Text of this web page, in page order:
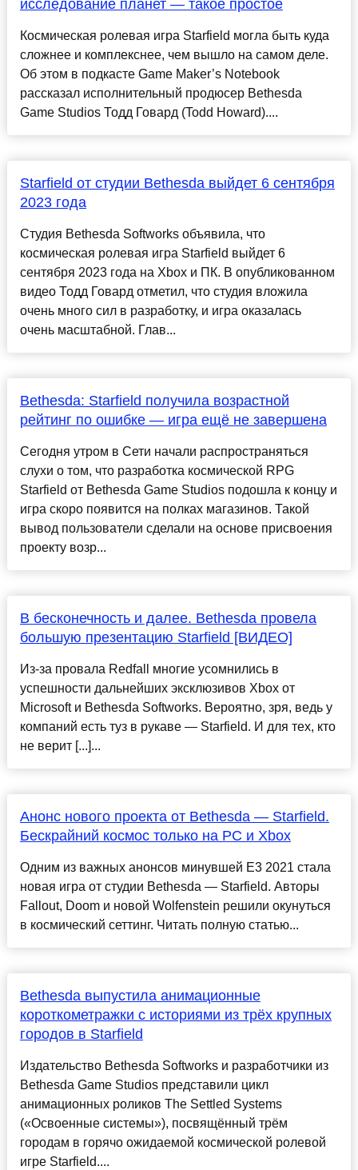
исследование планет — такое простое
Космическая ролевая игра Starfield могла быть куда
сложнее и комплекснее, чем вышло на самом деле.
Об этом в подкасте Game Maker’s Notebook
рассказал исполнительный продюсер Bethesda
Game Studios Тодд Говард (Todd Howard)....
Starfield от студии Bethesda выйдет 6 сентября
2023 года
Студия Bethesda Softworks объявила, что
космическая ролевая игра Starfield выйдет 6
сентября 2023 года на Xbox и ПК. В опубликованном
видео Тодд Говард отметил, что студия вложила
очень много сил в разработку, и игра оказалась
очень масштабной. Глав...
Bethesda: Starfield получила возрастной
рейтинг по ошибке — игра ещё не завершена
Сегодня утром в Сети начали распространяться
слухи о том, что разработка космической RPG
Starfield от Bethesda Game Studios подошла к концу и
игра скоро появится на полках магазинов. Такой
вывод пользователи сделали на основе присвоения
проекту возр...
В бесконечность и далее. Bethesda провела
большую презентацию Starfield [ВИДЕО]
Из-за провала Redfall многие усомнились в
успешности дальнейших эксклюзивов Xbox от
Microsoft и Bethesda Softworks. Вероятно, зря, ведь у
компаний есть туз в рукаве — Starfield. И для тех, кто
не верит [...]...
Анонс нового проекта от Bethesda — Starfield.
Бескрайний космос только на PC и Xbox
Одним из важных анонсов минувшей E3 2021 стала
новая игра от студии Bethesda — Starfield. Авторы
Fallout, Doom и новой Wolfenstein решили окунуться
в космический сеттинг. Читать полную статью...
Bethesda выпустила анимационные
короткометражки с историями из трёх крупных
городов в Starfield
Издательство Bethesda Softworks и разработчики из
Bethesda Game Studios представили цикл
анимационных роликов The Settled Systems
(«Освоенные системы»), посвящённый трём
городам в горячо ожидаемой космической ролевой
игре Starfield....